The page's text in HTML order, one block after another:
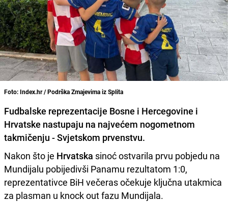
Foto: Index.hr / Podrška Zmajevima iz Splita
Fudbalske reprezentacije Bosne i Hercegovine i
Hrvatske nastupaju na najvećem nogometnom
takmičenju - Svjetskom prvenstvu.
Nakon što je Hrvatska sinoć ostvarila prvu pobjedu na
Mundijalu pobijedivši Panamu rezultatom 1:0,
reprezentativce BiH večeras očekuje ključna utakmica
za plasman u knock out fazu Mundijala.